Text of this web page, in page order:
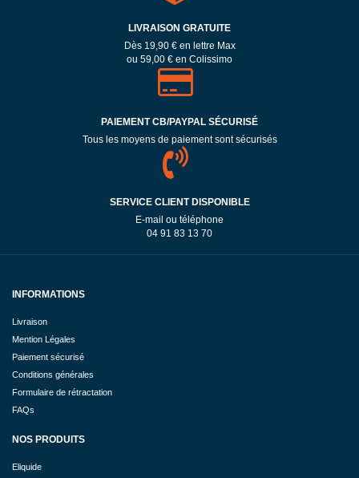
LIVRAISON GRATUITE
Dès 19,90 € en lettre Max
ou 59,00 € en Colissimo
PAIEMENT CB/PAYPAL SÉCURISÉ
Tous les moyens de paiement sont sécurisés
SERVICE CLIENT DISPONIBLE
E-mail ou téléphone
04 91 83 13 70
INFORMATIONS
Livraison
Mention Légales
Paiement sécurisé
Conditions générales
Formulaire de rétractation
FAQs
NOS PRODUITS
Eliquide